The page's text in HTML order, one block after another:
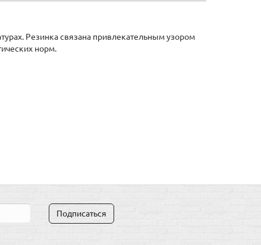
Резинка связана привлекательным узором
норм.
Подписаться